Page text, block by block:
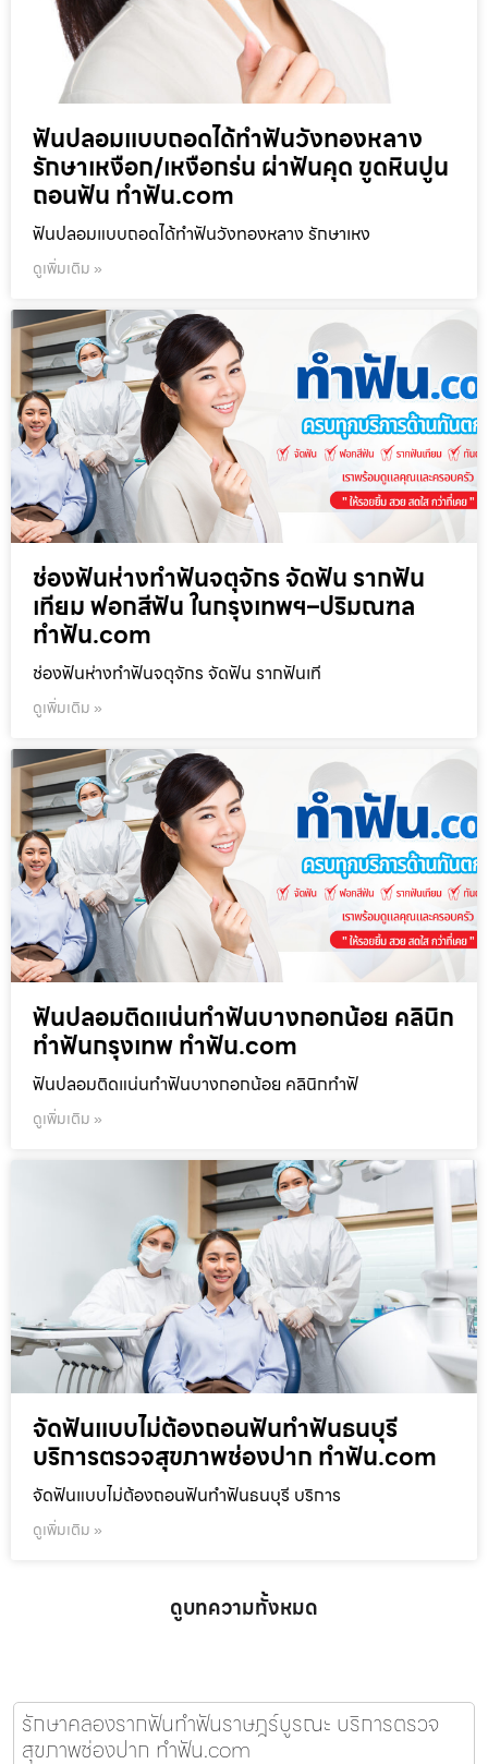
ฟันปลอมแบบถอดได้ทำฟันวังทองหลาง
รักษาเหงือก/เหงือกร่น ผ่าฟันคุด ขูดหินปูน
ถอนฟัน ทำฟัน.com
ฟันปลอมแบบถอดได้ทำฟันวังทองหลาง รักษาเหง
ดูเพิ่มเติม »
ช่องฟันห่างทำฟันจตุจักร จัดฟัน รากฟัน
เทียม ฟอกสีฟัน ในกรุงเทพฯ–ปริมณฑล
ทำฟัน.com
ช่องฟันห่างทำฟันจตุจักร จัดฟัน รากฟันเที
ดูเพิ่มเติม »
ฟันปลอมติดแน่นทำฟันบางกอกน้อย คลินิก
ทำฟันกรุงเทพ ทำฟัน.com
ฟันปลอมติดแน่นทำฟันบางกอกน้อย คลินิกทำฟั
ดูเพิ่มเติม »
จัดฟันแบบไม่ต้องถอนฟันทำฟันธนบุรี
บริการตรวจสุขภาพช่องปาก ทำฟัน.com
จัดฟันแบบไม่ต้องถอนฟันทำฟันธนบุรี บริการ
ดูเพิ่มเติม »
ดูบทความทั้งหมด
รักษาคลองรากฟันทำฟันราษฎร์บูรณะ บริการตรวจ
สุขภาพช่องปาก ทำฟัน.com